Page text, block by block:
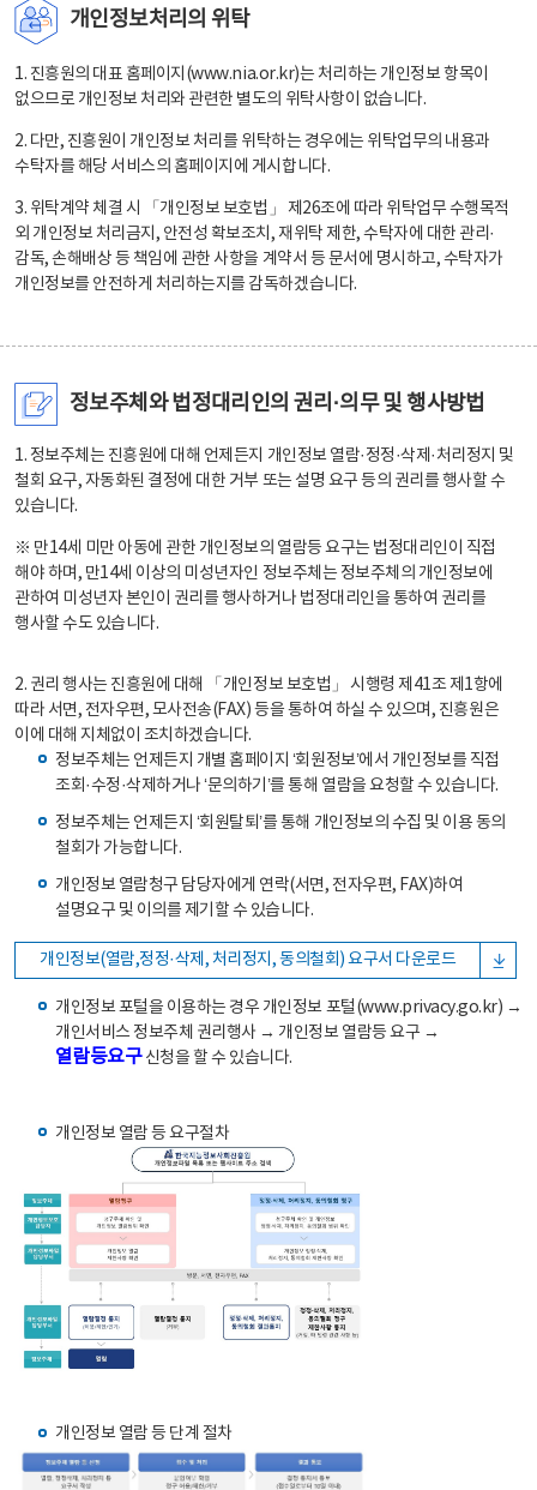
개인정보처리의 위탁
1. 진흥원의 대표 홈페이지(www.nia.or.kr)는 처리하는 개인정보 항목이
없으므로 개인정보 처리와 관련한 별도의 위탁사항이 없습니다.
2. 다만, 진흥원이 개인정보 처리를 위탁하는 경우에는 위탁업무의 내용과
수탁자를 해당 서비스의 홈페이지에 게시합니다.
3. 위탁계약 체결 시 「개인정보 보호법」 제26조에 따라 위탁업무 수행목적
외 개인정보 처리금지, 안전성 확보조치, 재위탁 제한, 수탁자에 대한 관리·
감독, 손해배상 등 책임에 관한 사항을 계약서 등 문서에 명시하고, 수탁자가
개인정보를 안전하게 처리하는지를 감독하겠습니다.
정보주체와 법정대리인의 권리·의무 및 행사방법
1. 정보주체는 진흥원에 대해 언제든지 개인정보 열람·정정·삭제·처리정지 및
철회 요구, 자동화된 결정에 대한 거부 또는 설명 요구 등의 권리를 행사할 수
있습니다.
※ 만14세 미만 아동에 관한 개인정보의 열람등 요구는 법정대리인이 직접
해야 하며, 만14세 이상의 미성년자인 정보주체는 정보주체의 개인정보에
관하여 미성년자 본인이 권리를 행사하거나 법정대리인을 통하여 권리를
행사할 수도 있습니다.
2. 권리 행사는 진흥원에 대해 「개인정보 보호법」 시행령 제41조 제1항에
따라 서면, 전자우편, 모사전송(FAX) 등을 통하여 하실 수 있으며, 진흥원은
이에 대해 지체없이 조치하겠습니다.
정보주체는 언제든지 개별 홈페이지 ‘회원정보’에서 개인정보를 직접
조회·수정·삭제하거나 ‘문의하기’를 통해 열람을 요청할 수 있습니다.
정보주체는 언제든지 ‘회원탈퇴’를 통해 개인정보의 수집 및 이용 동의
철회가 가능합니다.
개인정보 열람청구 담당자에게 연락(서면, 전자우편, FAX)하여
설명요구 및 이의를 제기할 수 있습니다.
개인정보(열람,정정·삭제, 처리정지, 동의철회) 요구서 다운로드
개인정보 포털을 이용하는 경우 개인정보 포털(www.privacy.go.kr) →
개인서비스 정보주체 권리행사 → 개인정보 열람등 요구 →
열람등요구신청을 할 수 있습니다.
개인정보 열람 등 요구절차
개인정보 열람 등 단계 절차